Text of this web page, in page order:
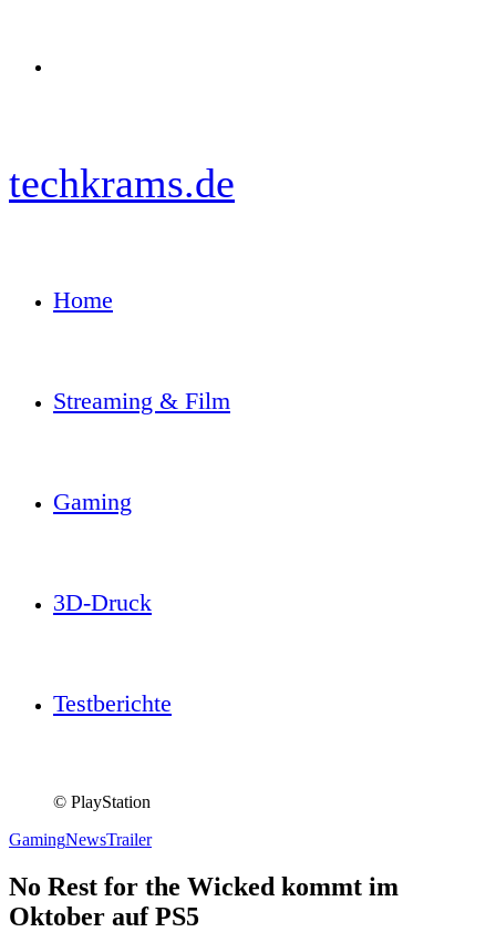
techkrams.de
Home
Streaming & Film
Gaming
3D-Druck
Testberichte
© PlayStation
GamingNewsTrailer
No Rest for the Wicked kommt im
Oktober auf PS5